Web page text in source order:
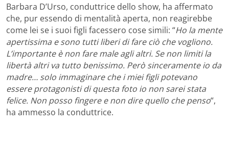
Barbara D’Urso, conduttrice dello show, ha affermato
che, pur essendo di mentalità aperta, non reagirebbe
come lei se i suoi figli facessero cose simili: “Ho la mente
apertissima e sono tutti liberi di fare ciò che vogliono.
L’importante è non fare male agli altri. Se non limiti la
libertà altri va tutto benissimo. Però sinceramente io da
madre… solo immaginare che i miei figli potevano
essere protagonisti di questa foto io non sarei stata
felice. Non posso fingere e non dire quello che penso“,
ha ammesso la conduttrice.